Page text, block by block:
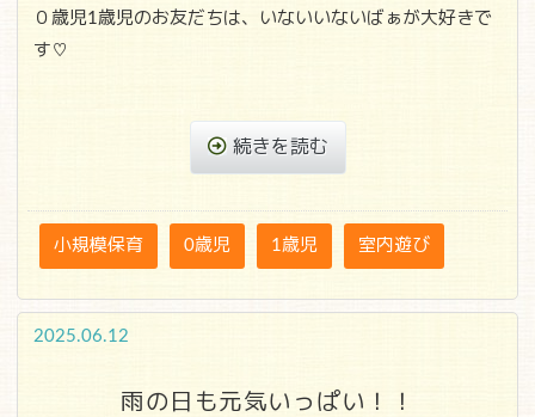
０歳児1歳児のお友だちは、いないいないばぁが大好きで
す♡
続きを読む
小規模保育 0歳児 1歳児 室内遊び
2025.06.12
雨の日も元気いっぱい！！